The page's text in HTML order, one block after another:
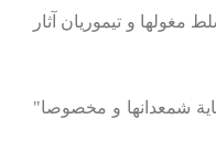
و تيموريان‌ آثار
شمعدانها و مخصوصا"